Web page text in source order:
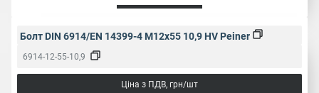
Болт DIN 6914/EN 14399-4 M12x55 10,9 HV Peiner
6914-12-55-10,9
Ціна з ПДВ, грн/шт